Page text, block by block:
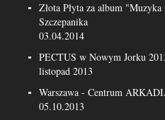
Złota Płyta za album
Szczepanika
03.04.2014
PECTUS w Nowym Jorku
listopad 2013
Warszawa - Centrum
05.10.2013